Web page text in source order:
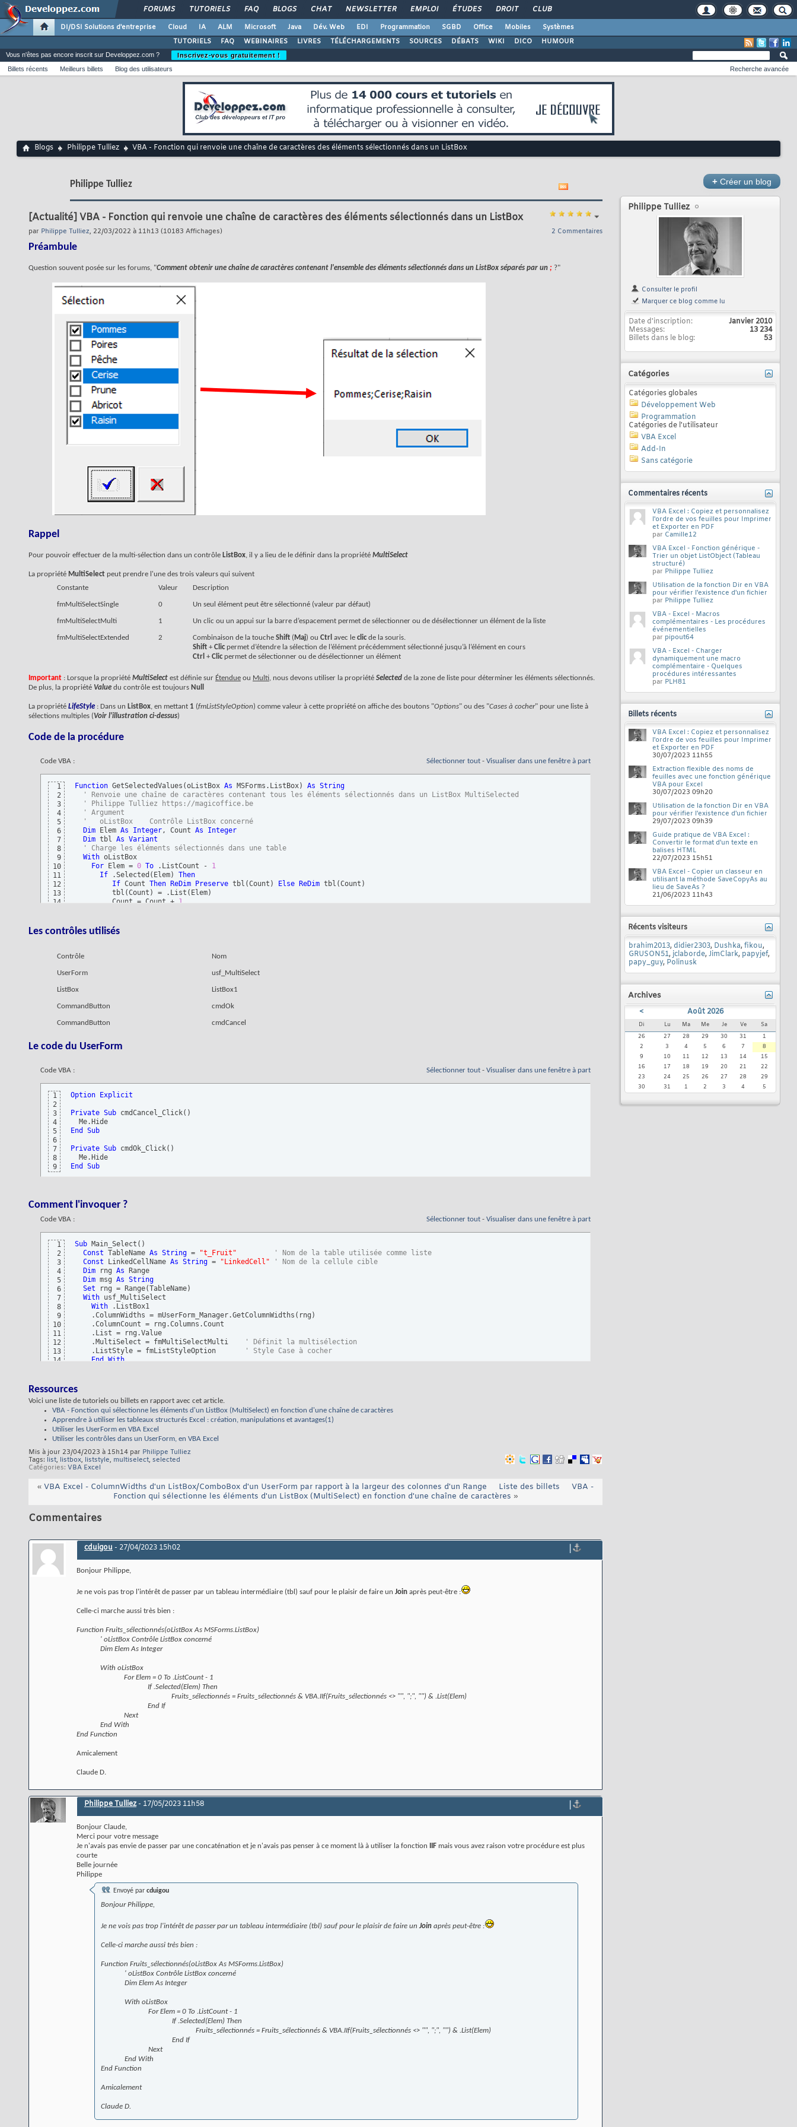
FORUMS TUTORIELS FAQ BLOGS CHAT NEWSLETTER EMPLOI ÉTUDES DROIT CLUB
DI/DSI Solutions d'entreprise Cloud IA ALM Microsoft Java Dév. Web EDI Programmation SGBD Office Mobiles
Systèmes
TUTORIELS
FAQ WEBINAIRES LIVRES TÉLÉCHARGEMENTS SOURCES DÉBATS WIKI DICO HUMOUR
Vous n'êtes pas encore inscrit sur Developpez.com ?
Inscrivez-vous gratuitement !
Billets récents
Meilleurs billets Blog des utilisateurs Recherche avancée
Blogs Philippe Tulliez VBA - Fonction qui renvoie une chaîne de caractères des éléments sélectionnés dans un ListBox
Philippe Tulliez
[Actualité] VBA - Fonction qui renvoie une chaîne de caractères des éléments sélectionnés dans un ListBox
2 Commentaires
par Philippe Tulliez, 22/03/2022 à 11h13 (10183 Affichages)
Préambule
Question souvent posée sur les forums, "Comment obtenir une chaîne de caractères contenant l'ensemble des éléments sélectionnés dans un ListBox séparés par un ; ?"
Rappel
Pour pouvoir effectuer de la multi-sélection dans un contrôle ListBox, il y a lieu de le définir dans la propriété MultiSelect
La propriété MultiSelect peut prendre l'une des trois valeurs qui suivent
Constante
Valeur Description
fmMultiSelectSingle 0 Un seul élément peut être sélectionné (valeur par défaut)
fmMultiSelectMulti 1 Un clic ou un appui sur la barre d’espacement permet de sélectionner ou de désélectionner un élément de la liste
fmMultiSelectExtended 2 Combinaison de la touche Shift( Maj) ou Ctrl avec le clicde la souris.
Shift+Clicpermet d’étendre la sélection de l’élément précédemment sélectionné jusqu’à l’élément en cours
Ctrl +Clicpermet de sélectionner ou de désélectionner un élément
Important : Lorsque la propriété MultiSelect est définie sur Étendue ou Multi, nous devons utiliser la propriété Selected de la zone de liste pour déterminer les éléments sélectionnés.
De plus, la propriété Value du contrôle est toujours Null
La propriété LifeStyle : Dans un ListBox, en mettant 1 (fmListStyleOption) comme valeur à cette propriété on affiche des boutons "Options" ou des "Cases à cocher" pour une liste à
sélections multiples (Voir l'illustration ci-dessus)
Code de la procédure
Code VBA : Sélectionner tout - Visualiser dans une fenêtre à part
1
2
3
4
5
6
7
8
9
10
11
12
13
14
17
Function GetSelectedValues (oListBox As MSForms.ListBox) As String
' Renvoie une chaîne de caractères contenant tous les éléments sélectionnés dans un ListBox MultiSelected
' Philippe Tulliez https://magicoffice.be
' Argument
'   oListBox    Contrôle ListBox concerné
Dim Elem As Integer, Count As
Integer
Dim tbl As Variant
' Charge les éléments sélectionnés dans une table
With oListBox
For Elem = 0 To .ListCount - 1
If .Selected ( Elem)
Then
If Count Then ReDim Preserve tbl (Count ) Else ReDim tbl (Count )
         tbl
(Count ) = .List ( Elem)
         Count = Count +
1
End With
Les contrôles utilisés
Contrôle Nom
UserForm usf_MultiSelect
ListBox ListBox1
CommandButton cmdOk
CommandButton cmdCancel
Le code du UserForm
Code VBA : Sélectionner tout - Visualiser dans une fenêtre à part
1
2
3
4
5
6
7
8
9
Option Explicit
Private Sub cmdCancel_Click( )
End
Sub
Private Sub cmdOk_Click( )
End
Sub
Comment l'invoquer ?
Code VBA : Sélectionner tout - Visualiser dans une fenêtre à part
1
2
3
4
5
6
7
8
9
10
11
12
13
14
17
18
19
20
21
Sub Main_Select ( )
Const TableName As String = "t_Fruit"
' Nom de la table utilisée comme liste
Const LinkedCellName As String = "LinkedCell"
' Nom de la cellule cible
Dim rng As Range
Dim msg As String
Set rng = Range(TableName)
With usf_MultiSelect
With .ListBox1
    .ColumnWidths = mUserForm_Manager.GetColumnWidths
( rng )
    .ColumnCount = rng.Columns.Count
    .List = rng.Value
    .MultiSelect = fmMultiSelectMulti
' Définit la multisélection
    .ListStyle = fmListStyleOption
' Style Case à cocher
End With
  MsgBox IIf
  Unload usf_MultiSelect
Set rng = Nothing
End Sub
Ressources
Voici une liste de tutoriels ou billets en rapport avec cet article.
VBA - Fonction qui sélectionne les éléments d'un ListBox (MultiSelect) en fonction d'une chaîne de caractères
Apprendre à utiliser les tableaux structurés Excel : création, manipulations et avantages(1)
Utiliser les UserForm en VBA Excel
Utiliser les contrôles dans un UserForm, en VBA Excel
Mis à jour 23/04/2023 à 15h14 par Philippe Tulliez
Tags: list, listbox, liststyle, multiselect, selected
Catégories VBA Excel
« VBA Excel - ColumnWidths d'un ListBox/ComboBox d'un UserForm par rapport à la largeur des colonnes d'un Range Liste des billets
VBA -
Fonction qui sélectionne les éléments d'un ListBox (MultiSelect) en fonction d'une chaîne de caractères »
Commentaires
cduigou - 27/04/2023 15h02
Bonjour Philippe,
Je ne vois pas trop l'intérêt de passer par un tableau intermédiaire (tbl) sauf pour le plaisir de faire un Join après peut-être :
Celle-ci marche aussi très bien :
Function Fruits_sélectionnés(oListBox As MSForms.ListBox)
' oListBox Contrôle ListBox concerné
Dim Elem As Integer
With oListBox
For Elem = 0 To .ListCount - 1
If .Selected(Elem) Then
Fruits_sélectionnés = Fruits_sélectionnés & VBA.IIf(Fruits_sélectionnés <> "", ";", "") & .List(Elem)
End If
Next
End With
End Function
Amicalement
Claude D.
Philippe Tulliez- 17/05/2023 11h58
Bonjour Claude,
Merci pour votre message
Je n'avais pas envie de passer par une concaténation et je n'avais pas penser à ce moment là à utiliser la fonction
IIF mais vous avez raison votre procédure est plus
courte
Belle journée
Philippe
Envoyé par cduigou
Bonjour Philippe,
Je ne vois pas trop l'intérêt de passer par un tableau intermédiaire (tbl) sauf pour le plaisir de faire unJoin après peut-être :
Celle-ci marche aussi très bien :
Function Fruits_sélectionnés(oListBox As MSForms.ListBox)
' oListBox Contrôle ListBox concerné
Dim Elem As Integer
With oListBox
For Elem = 0 To .ListCount - 1
If .Selected(Elem) Then
Fruits_sélectionnés = Fruits_sélectionnés & VBA.IIf(Fruits_sélectionnés <> "", ";", "") & .List(Elem)
End If
Next
End With
End Function
Amicalement
Claude D.
+ Créer un blog
Philippe Tulliez
Consulter le profil
Marquer ce blog comme lu
Date d'inscription
Janvier 2010
Messages
13 234
Billets dans le blog
53
Catégories
Catégories globales
Développement Web
Programmation
Catégories de l'utilisateur
VBA Excel
Add-In
Sans catégorie
Commentaires récents
VBA Excel : Copiez et personnalisez
l'ordre de vos feuilles pour Imprimer
et Exporter en PDF
par Camille12
VBA Excel - Fonction générique -
Trier un objet ListObject (Tableau
structuré)
par Philippe Tulliez
Utilisation de la fonction Dir en VBA
pour vérifier l'existence d'un fichier
par Philippe Tulliez
VBA - Excel - Macros
complémentaires - Les procédures
événementielles
par pipout64
VBA - Excel - Charger
dynamiquement une macro
complémentaire - Quelques
procédures intéressantes
par PLH81
Billets récents
VBA Excel : Copiez et personnalisez
l'ordre de vos feuilles pour Imprimer
et Exporter en PDF
30/07/2023 11h55
Extraction flexible des noms de
feuilles avec une fonction générique
VBA pour Excel
30/07/2023 09h20
Utilisation de la fonction Dir en VBA
pour vérifier l'existence d'un fichier
29/07/2023 09h39
Guide pratique de VBA Excel :
Convertir le format d'un texte en
balises HTML
22/07/2023 15h51
VBA Excel - Copier un classeur en
utilisant la méthode SaveCopyAs au
lieu de SaveAs ?
21/06/2023 11h43
Récents visiteurs
brahim2013, didier2303, Dushka, fikou,
GRUSON51, jclaborde, JimClark, papyjef,
papy_guy, Polinusk
Archives
< Août 2026
Di Lu Ma Me Je Ve
Sa
26
27 28 29 30 31
1
2
3 4 5 6 7
8
9
10 11 12 13 14
15
16
17 18 19 20 21
22
23
24 25 26 27 28
29
30
31 1 2 3 4 5